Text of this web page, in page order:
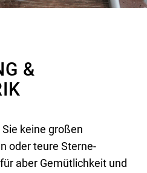
&
keine großen
oder teure Sterne-
aber Gemütlichkeit und